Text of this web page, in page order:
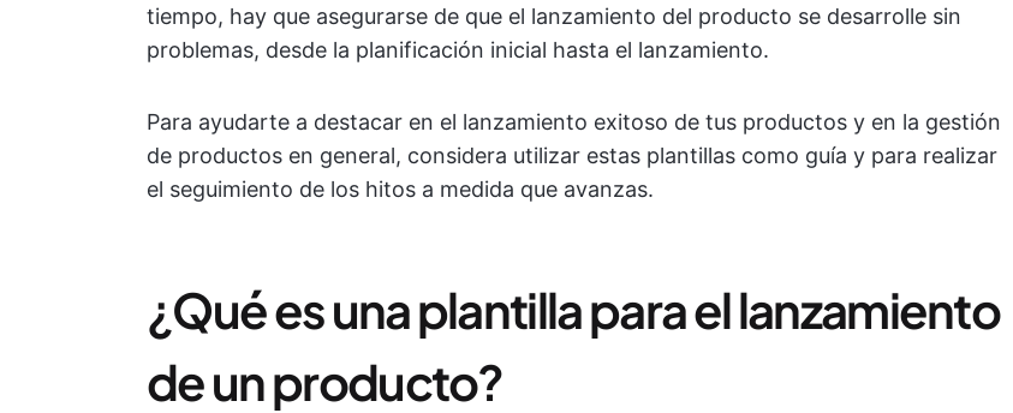
tiempo, hay que asegurarse de que el lanzamiento del producto se desarrolle sin
problemas, desde la planificación inicial hasta el lanzamiento.
Para ayudarte a destacar en el lanzamiento exitoso de tus productos y en la gestión
de productos en general, considera utilizar estas plantillas como guía y para realizar
el seguimiento de los hitos a medida que avanzas.
¿Qué es una plantilla para el lanzamiento
de un producto?